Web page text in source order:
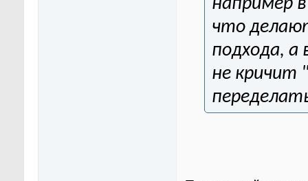
например
что
подхода,
не кричит